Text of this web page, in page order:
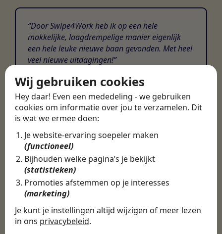
Wij gebruiken cookies
Hey daar! Even een mededeling - we gebruiken
cookies om informatie over jou te verzamelen. Dit
is wat we ermee doen:
Je website-ervaring soepeler maken
(functioneel)
Bijhouden welke pagina’s je bekijkt
(statistieken)
Promoties afstemmen op je interesses
(marketing)
Je kunt je instellingen altijd wijzigen of meer lezen
in ons privacybeleid.
Door Swipe4Work heb ik op een hele
makkelijke, laagdrempelige manier eigenlijk
een hele leuke nieuwe baan gevonden. Met heel
veel nieuwe uitdagingen!
Martijn
Certinia Consultant